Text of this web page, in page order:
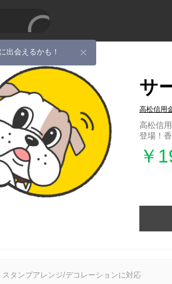
出会えるかも！
サ
高松信用
高松信
登場！
￥
スタンプアレンジ/デコレーションに対応